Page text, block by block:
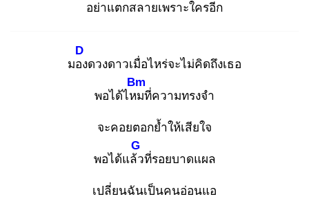
อย่าแตกสลายเพราะใครอีก
มอง
D
ดวงดาวเมื่อไหร่จะไม่คิดถึงเธอ
พอได้ไหม
Bm
ที่ความทรงจำ
จะคอยตอกย้ำให้เสียใจ
พอได้แล้ว
G
ที่รอยบาดแผล
เปลี่ยนฉันเป็นคนอ่อนแอ